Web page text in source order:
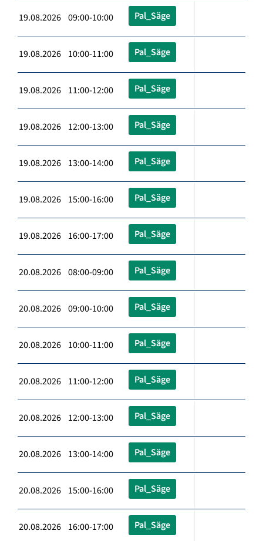
19.08.2026 09:00-10:00 Pal_Säge
19.08.2026 10:00-11:00 Pal_Säge
19.08.2026 11:00-12:00 Pal_Säge
19.08.2026 12:00-13:00 Pal_Säge
19.08.2026 13:00-14:00 Pal_Säge
19.08.2026 15:00-16:00 Pal_Säge
19.08.2026 16:00-17:00 Pal_Säge
20.08.2026 08:00-09:00 Pal_Säge
20.08.2026 09:00-10:00 Pal_Säge
20.08.2026 10:00-11:00 Pal_Säge
20.08.2026 11:00-12:00 Pal_Säge
20.08.2026 12:00-13:00 Pal_Säge
20.08.2026 13:00-14:00 Pal_Säge
20.08.2026 15:00-16:00 Pal_Säge
20.08.2026 16:00-17:00 Pal_Säge